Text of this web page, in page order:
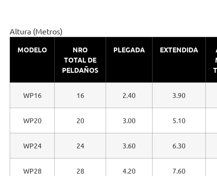
Altura (Metros)
MODELO
NRO
TOTAL DE
PELDAÑOS
PLEGADA EXTENDIDA
WP16 16 2.40 3.90
WP20 20 3.00 5.10
WP24 24 3.60 6.30
WP28 28 4.20 7.60